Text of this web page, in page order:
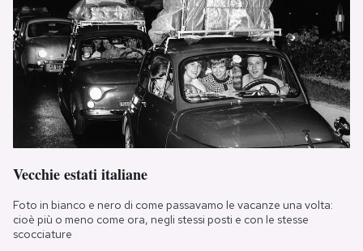
Vecchie estati italiane
Foto in bianco e nero di come passavamo le vacanze una volta:
cioè più o meno come ora, negli stessi posti e con le stesse
scocciature